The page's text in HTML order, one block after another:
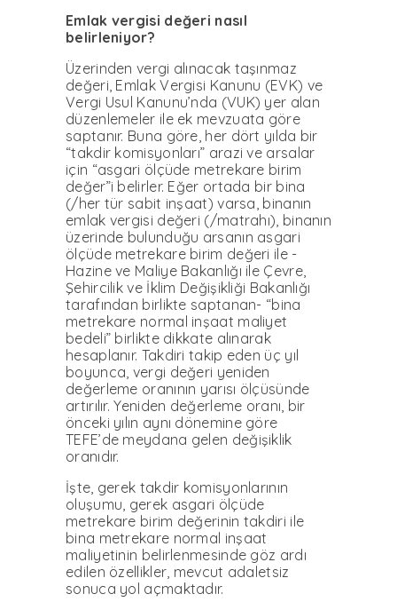
Emlak vergisi değeri nasıl
belirleniyor?
Üzerinden vergi alınacak taşınmaz
değeri, Emlak Vergisi Kanunu (EVK) ve
Vergi Usul Kanunu’nda (VUK) yer alan
düzenlemeler ile ek mevzuata göre
saptanır. Buna göre, her dört yılda bir
“takdir komisyonları” arazi ve arsalar
için “asgari ölçüde metrekare birim
değer”i belirler. Eğer ortada bir bina
(/her tür sabit inşaat) varsa, binanın
emlak vergisi değeri (/matrahı), binanın
üzerinde bulunduğu arsanın asgari
ölçüde metrekare birim değeri ile -
Hazine ve Maliye Bakanlığı ile Çevre,
Şehircilik ve İklim Değişikliği Bakanlığı
tarafından birlikte saptanan- “bina
metrekare normal inşaat maliyet
bedeli” birlikte dikkate alınarak
hesaplanır. Takdiri takip eden üç yıl
boyunca, vergi değeri yeniden
değerleme oranının yarısı ölçüsünde
artırılır. Yeniden değerleme oranı, bir
önceki yılın aynı dönemine göre
TEFE’de meydana gelen değişiklik
oranıdır.
İşte, gerek takdir komisyonlarının
oluşumu, gerek asgari ölçüde
metrekare birim değerinin takdiri ile
bina metrekare normal inşaat
maliyetinin belirlenmesinde göz ardı
edilen özellikler, mevcut adaletsiz
sonuca yol açmaktadır.